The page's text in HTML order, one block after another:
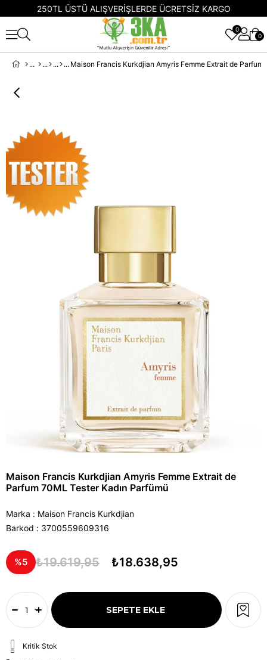
250TL ÜSTÜ ALIŞVERİŞLERDE ÜCRETSİZ KARGO
0
0
Maison Francis Kurkdjian Amyris Femme Extrait de
Parfum 70ML Tester Kadın Parfümü
Marka : Maison Francis Kurkdjian
Barkod : 3700559609316
5 ₺19.619,95 ₺18.638,95
Kritik Stok